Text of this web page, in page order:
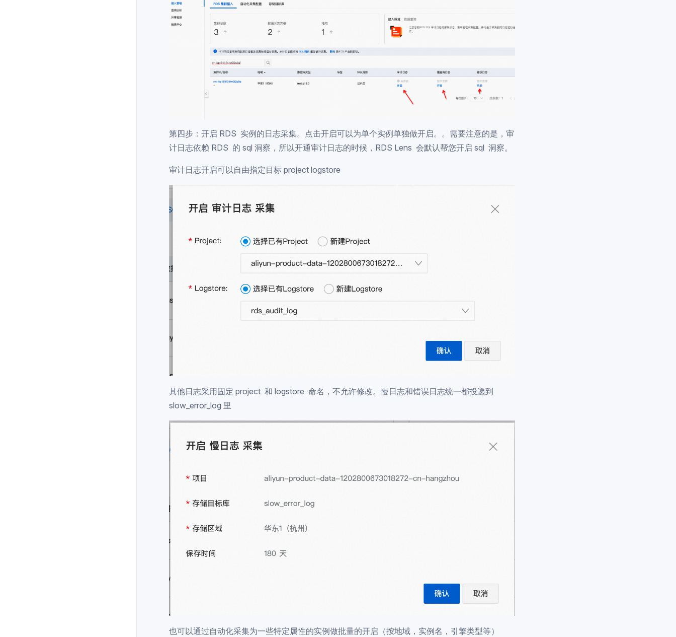
第四步：开启 RDS 实例的日志采集。点击开启可以为单个实例单独做开启。。需要注意的是，审
计日志依赖 RDS 的 sql 洞察，所以开通审计日志的时候，RDS Lens 会默认帮您开启 sql 洞察。
审计日志开启可以自由指定目标 project logstore
其他日志采用固定 project 和 logstore 命名，不允许修改。慢日志和错误日志统一都投递到
slow_error_log 里
也可以通过自动化采集为一些特定属性的实例做批量的开启（按地域，实例名，引擎类型等）